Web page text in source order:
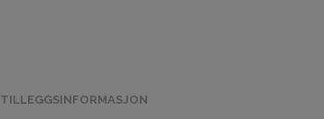
TILLEGGSINFORMASJON